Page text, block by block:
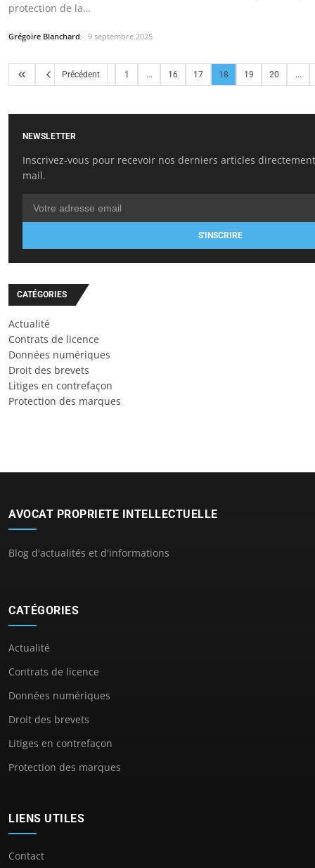
protection de la…
Grégoire Blanchard 9 septembre 2025
Précédent 1 ... 16 17 18 19 20 ...
NEWSLETTER
Inscrivez-vous pour recevoir nos derniers articles
mail.
S'INSCRIRE
CATÉGORIES
Actualité
Contrats de licence
Données numériques
Droit des brevets
Litiges en contrefaçon
Protection des marques
AVOCAT PROPRIETE INTELLECTUELLE
Blog d'actualités et d'informations
CATÉGORIES
Actualité
Contrats de licence
Données numériques
Droit des brevets
Litiges en contrefaçon
Protection des marques
LIENS UTILES
Contact